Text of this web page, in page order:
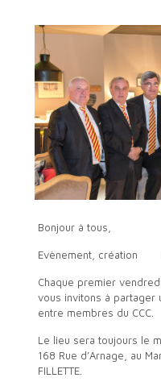
Bonjour à tous,
Evènement, création
Chaque premier
vous invitons à partager
entre membres du CCC.
Le lieu sera toujours le
168 Rue d’Arnage, au
FILLETTE.